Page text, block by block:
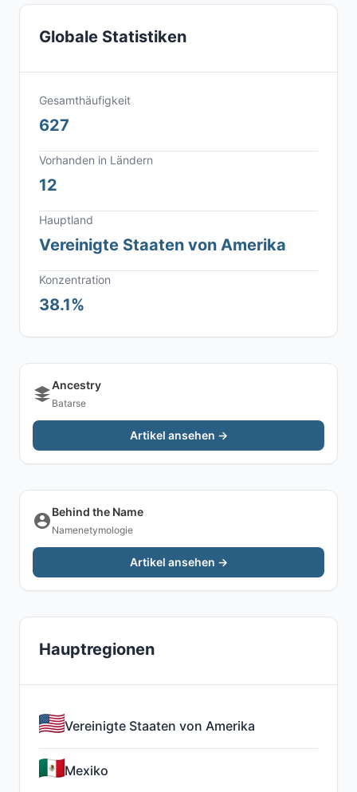
Globale Statistiken
Gesamthäufigkeit
627
Vorhanden in Ländern
12
Hauptland
Vereinigte Staaten von Amerika
Konzentration
38.1%
Ancestry
Batarse
Artikel ansehen →
Behind the Name
Namenetymologie
Artikel ansehen →
Hauptregionen
Vereinigte Staaten von Amerika
Mexiko